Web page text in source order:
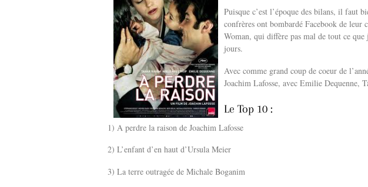
Puisque c’est l’époque des bilans, il faut
confrères ont bombardé Facebook de leur
Woman, qui diffère pas mal de tout ce que
jours.
Avec comme grand coup de coeur de
Joachim Lafosse, avec Emilie Dequenne,
Le Top 10 :
1) A perdre la raison de Joachim Lafosse
2) L’enfant d’en haut d’Ursula Meier
3) La terre outragée de Michale Boganim